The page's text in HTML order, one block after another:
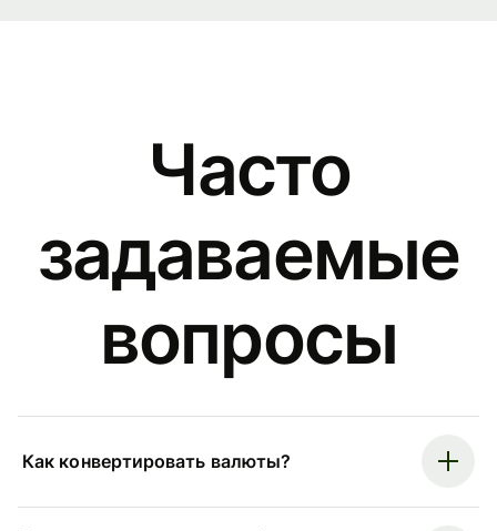
Часто
задаваемые
вопросы
Как конвертировать валюты?